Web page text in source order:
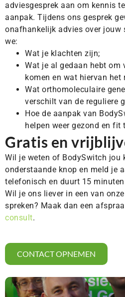
adviesgesprek aan om kennis
aanpak. Tijdens ons gesprek
onafhankelijk advies over jouw
we:
Wat je klachten zijn;
Wat je al gedaan hebt om
komen en wat hiervan het
Wat orthomoleculaire
verschilt van de reguliere
Hoe de aanpak van
helpen weer gezond en fit
Gratis en
Wil je weten of BodySwitch jou
onderstaande knop en meld je
telefonisch en duurt 15
Wil je ons liever in een van
spreken? Maak dan een
consult.
CONTACT OPNEMEN